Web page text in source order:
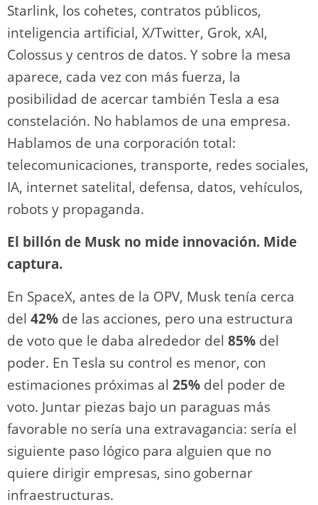
Starlink, los cohetes, contratos públicos,
inteligencia artificial, X/Twitter, Grok, xAI,
Colossus y centros de datos. Y sobre la mesa
aparece, cada vez con más fuerza, la
posibilidad de acercar también Tesla a esa
constelación. No hablamos de una empresa.
Hablamos de una corporación total:
telecomunicaciones, transporte, redes sociales,
IA, internet satelital, defensa, datos, vehículos,
robots y propaganda.
El billón de Musk no mide innovación. Mide
captura.
En SpaceX, antes de la OPV, Musk tenía cerca
del 42% de las acciones, pero una estructura
de voto que le daba alrededor del 85% del
poder. En Tesla su control es menor, con
estimaciones próximas al 25% del poder de
voto. Juntar piezas bajo un paraguas más
favorable no sería una extravagancia: sería el
siguiente paso lógico para alguien que no
quiere dirigir empresas, sino gobernar
infraestructuras.